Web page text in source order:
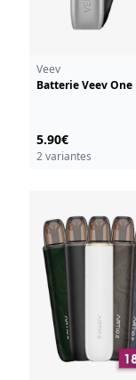
Veev
Batterie Veev One
5.90€
2 variantes